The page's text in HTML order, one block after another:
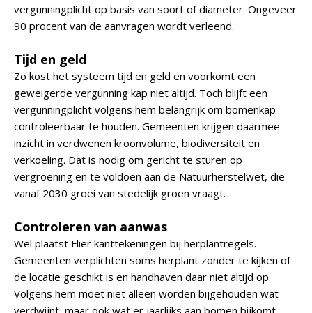
vergunningplicht op basis van soort of diameter. Ongeveer
90 procent van de aanvragen wordt verleend.
Tijd en geld
Zo kost het systeem tijd en geld en voorkomt een
geweigerde vergunning kap niet altijd. Toch blijft een
vergunningplicht volgens hem belangrijk om bomenkap
controleerbaar te houden. Gemeenten krijgen daarmee
inzicht in verdwenen kroonvolume, biodiversiteit en
verkoeling. Dat is nodig om gericht te sturen op
vergroening en te voldoen aan de Natuurherstelwet, die
vanaf 2030 groei van stedelijk groen vraagt.
Controleren van aanwas
Wel plaatst Flier kanttekeningen bij herplantregels.
Gemeenten verplichten soms herplant zonder te kijken of
de locatie geschikt is en handhaven daar niet altijd op.
Volgens hem moet niet alleen worden bijgehouden wat
verdwijnt, maar ook wat er jaarlijks aan bomen bijkomt.